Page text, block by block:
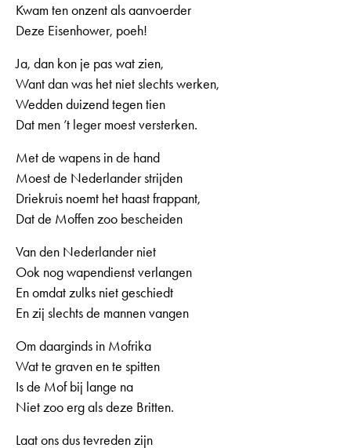
Kwam ten onzent als aanvoerder
Deze Eisenhower, poeh!
Ja, dan kon je pas wat zien,
Want dan was het niet slechts werken,
Wedden duizend tegen tien
Dat men ’t leger moest versterken.
Met de wapens in de hand
Moest de Nederlander strijden
Driekruis noemt het haast frappant,
Dat de Moffen zoo bescheiden
Van den Nederlander niet
Ook nog wapendienst verlangen
En omdat zulks niet geschiedt
En zij slechts de mannen vangen
Om daarginds in Mofrika
Wat te graven en te spitten
Is de Mof bij lange na
Niet zoo erg als deze Britten.
Laat ons dus tevreden zijn